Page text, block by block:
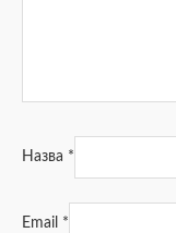
Назва *
Email *